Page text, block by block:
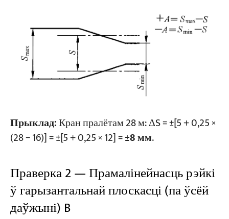
Прыклад:Кран пралётам 28 м: ΔS = ±[5 + 0,25 ×
(28 − 16)] = ±[5 + 0,25 × 12] =±8 мм.
Праверка 2 — Прамалінейнасць рэйкі
ў гарызантальнай плоскасці (па ўсёй
даўжыні) B